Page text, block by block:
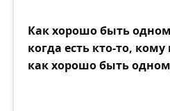
Как хорошо быть
когда есть кто-то,
как хорошо быть